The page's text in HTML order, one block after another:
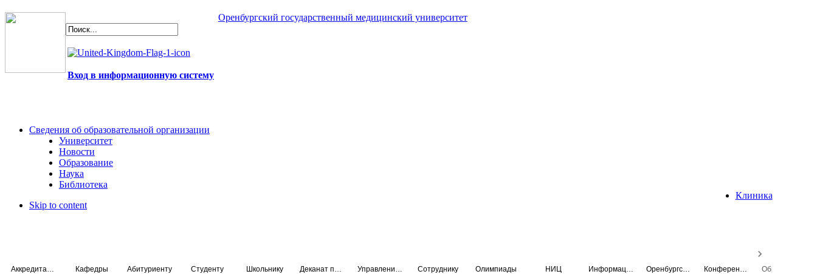
Оренбургский государственный медицинский университет
Вход в информационную систему
Сведения об образовательной организации
Университет
Новости
Образование
Наука
Библиотека
Клиника
Skip to content
Кафедры Абитуриенту Студенту Школьнику Сотруднику Олимпиады НИЦ